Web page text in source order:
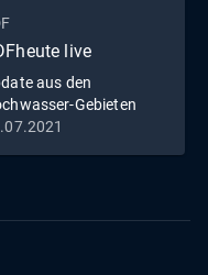
live
aus den
Gebieten